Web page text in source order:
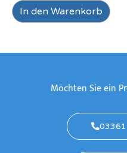
In den Warenkorb
Möchten Sie ein